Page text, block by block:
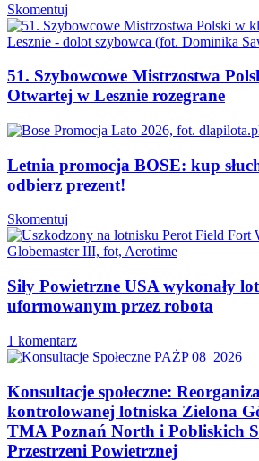
Skomentuj
51. Szybowcowe Mistrzostwa
Otwartej w Lesznie rozegrane
Letnia promocja BOSE: kup
odbierz prezent!
Skomentuj
Siły Powietrzne USA wykonały
uformowanym przez robota
1 komentarz
Konsultacje społeczne:
kontrolowanej lotniska Zielona
TMA Poznań North i Pobliskich
Przestrzeni Powietrznej